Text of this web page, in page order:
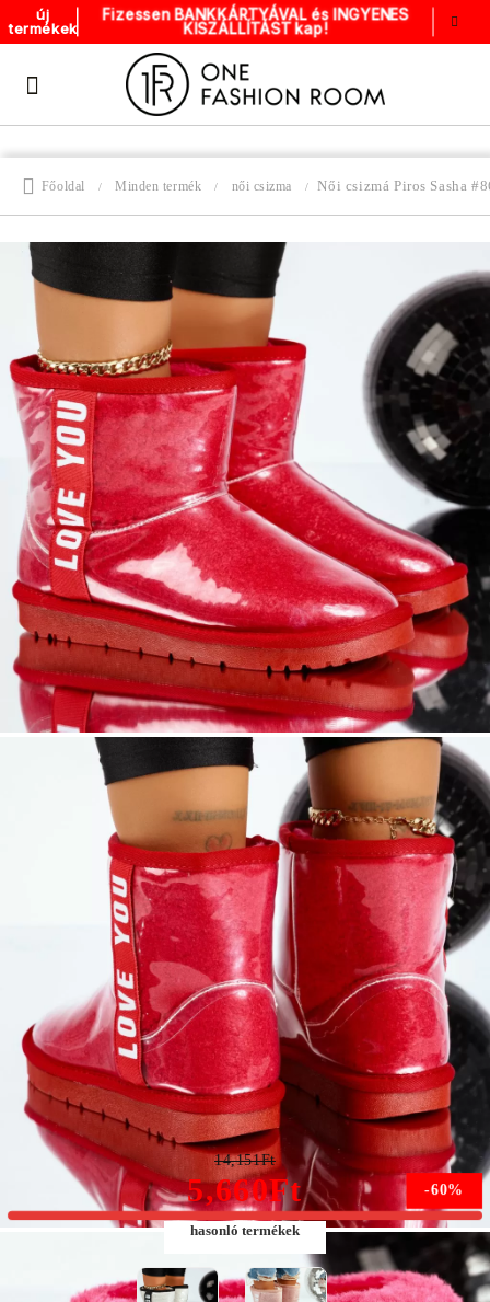
új
termékek
Fizessen BANKKÁRTYÁVAL és INGYENES
KISZÁLLÍTÁST kap!
Főoldal Minden termék női csizma Női csizmá Piros Sasha
Női csizmá Piros Sasha #8623M
-60%
5,660Ft
14,151Ft
hasonló termékek